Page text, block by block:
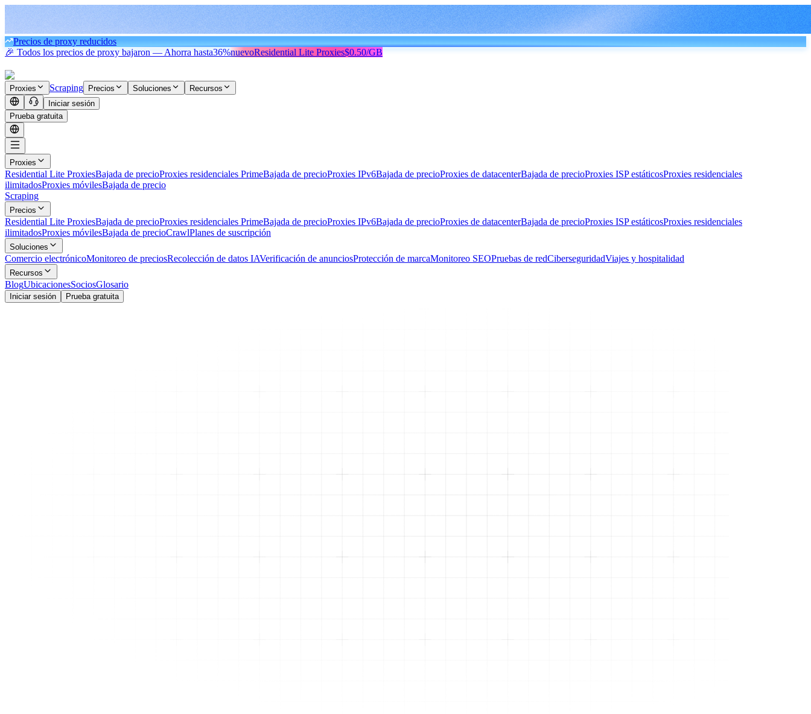
Precios de proxy reducidos
🎉 Todos los precios de proxy bajaron — Ahorra hasta36%nuevoResidential Lite Proxies$0.50/GB
Proxies Scraping Precios Soluciones
Recursos
Iniciar sesión
Prueba gratuita
Proxies
Residential Lite ProxiesBajada de precioProxies residenciales PrimeBajada de precioProxies IPv6Bajada de precioProxies de datacenterBajada de precioProxies ISP estáticosProxies residenciales
ilimitadosProxies móvilesBajada de precio
Scraping
Precios
Residential Lite ProxiesBajada de precioProxies residenciales PrimeBajada de precioProxies IPv6Bajada de precioProxies de datacenterBajada de precioProxies ISP estáticosProxies residenciales
ilimitadosProxies móvilesBajada de precioCrawlPlanes de suscripción
Soluciones
Comercio electrónicoMonitoreo de preciosRecolección de datos IAVerificación de anunciosProtección de marcaMonitoreo SEOPruebas de redCiberseguridadViajes y hospitalidad
Recursos
BlogUbicacionesSociosGlosario
Iniciar sesión Prueba gratuita